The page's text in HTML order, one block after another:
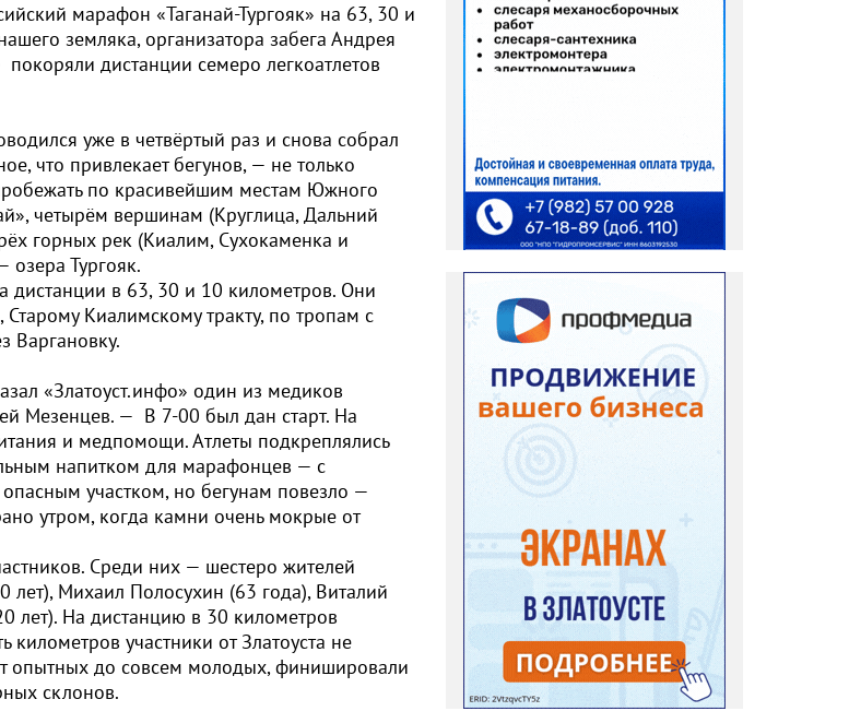
марафон «Таганай-Тургояк» на 63, 30 и
земляка, организатора забега Андрея
дистанции семеро легкоатлетов
уже в четвёртый раз и снова собрал
что привлекает бегунов, — не только
по красивейшим местам Южного
четырём вершинам (Круглица, Дальний
горных рек (Киалим, Сухокаменка и
Тургояк.
в 63, 30 и 10 километров. Они
Киалимскому тракту, по тропам с
Варгановку.
«Златоуст.инфо» один из медиков
Мезенцев. — В 7-00 был дан старт. На
и медпомощи. Атлеты подкреплялись
напитком для марафонцев — с
участком, но бегунам повезло —
утром, когда камни очень мокрые от
Среди них — шестеро жителей
лет), Михаил Полосухин (63 года), Виталий
лет). На дистанцию в 30 километров
участники от Златоуста не
опытных до совсем молодых, финишировали
склонов.